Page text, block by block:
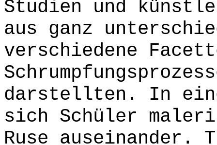
Studien und
aus ganz
verschiedene
darstellten. In
sich Schüler
Ruse auseinander.